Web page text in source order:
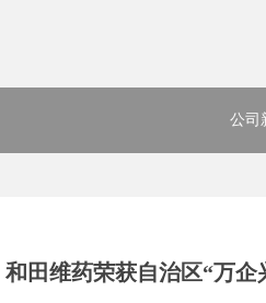
公司
田维药荣获自治区“万企